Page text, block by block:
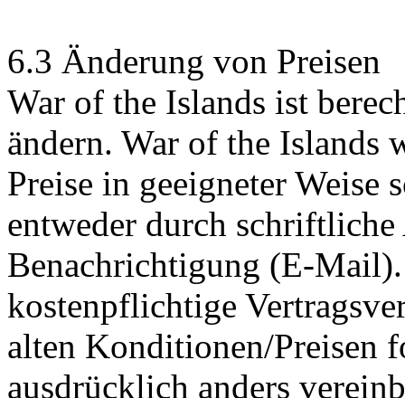
6.3 Änderung von Preisen
War of the Islands ist
ändern. War of the Islands
Preise in geeigneter
entweder durch
Benachrichtigung (E-Mail).
kostenpflichtige
alten Konditionen/Preisen
ausdrücklich anders